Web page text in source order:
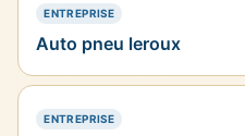
ENTREPRISE— PRÉSENCE SIMPLE
Auto pneu leroux
ENTREPRISE— PRÉSENCE SIMPLE